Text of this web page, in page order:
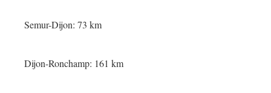
Semur-Dijon: 73 km
Dijon-Ronchamp: 161 km